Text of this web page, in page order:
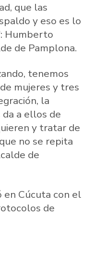
que las
y eso es lo
Humberto
de Pamplona.
tenemos
mujeres y tres
la
a ellos de
y tratar de
no se repita
de
Cúcuta con el
de